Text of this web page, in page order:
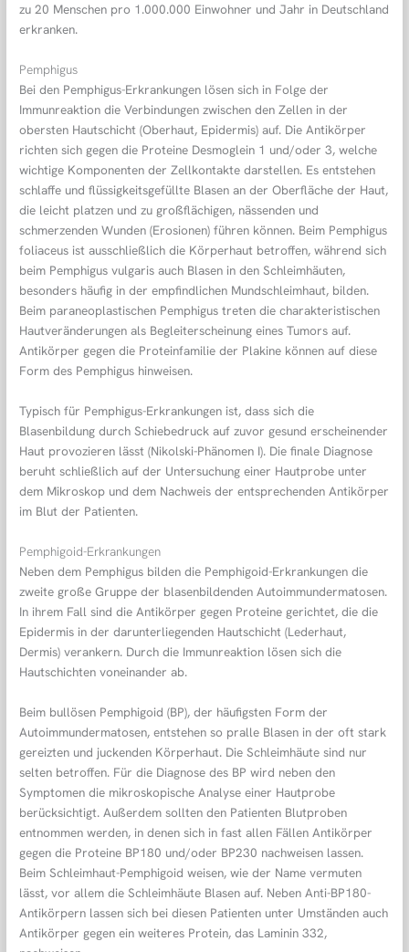
zu 20 Menschen pro 1.000.000 Einwohner und Jahr in Deutschland
erkranken.
Pemphigus
Bei den Pemphigus-Erkrankungen lösen sich in Folge der
Immunreaktion die Verbindungen zwischen den Zellen in der
obersten Hautschicht (Oberhaut, Epidermis) auf. Die Antikörper
richten sich gegen die Proteine Desmoglein 1 und/oder 3, welche
wichtige Komponenten der Zellkontakte darstellen. Es entstehen
schlaffe und flüssigkeitsgefüllte Blasen an der Oberfläche der Haut,
die leicht platzen und zu großflächigen, nässenden und
schmerzenden Wunden (Erosionen) führen können. Beim Pemphigus
foliaceus ist ausschließlich die Körperhaut betroffen, während sich
beim Pemphigus vulgaris auch Blasen in den Schleimhäuten,
besonders häufig in der empfindlichen Mundschleimhaut, bilden.
Beim paraneoplastischen Pemphigus treten die charakteristischen
Hautveränderungen als Begleiterscheinung eines Tumors auf.
Antikörper gegen die Proteinfamilie der Plakine können auf diese
Form des Pemphigus hinweisen.
Typisch für Pemphigus-Erkrankungen ist, dass sich die
Blasenbildung durch Schiebedruck auf zuvor gesund erscheinender
Haut provozieren lässt (Nikolski-Phänomen I). Die finale Diagnose
beruht schließlich auf der Untersuchung einer Hautprobe unter
dem Mikroskop und dem Nachweis der entsprechenden Antikörper
im Blut der Patienten.
Pemphigoid-Erkrankungen
Neben dem Pemphigus bilden die Pemphigoid-Erkrankungen die
zweite große Gruppe der blasenbildenden Autoimmundermatosen.
In ihrem Fall sind die Antikörper gegen Proteine gerichtet, die die
Epidermis in der darunterliegenden Hautschicht (Lederhaut,
Dermis) verankern. Durch die Immunreaktion lösen sich die
Hautschichten voneinander ab.
Beim bullösen Pemphigoid (BP), der häufigsten Form der
Autoimmundermatosen, entstehen so pralle Blasen in der oft stark
gereizten und juckenden Körperhaut. Die Schleimhäute sind nur
selten betroffen. Für die Diagnose des BP wird neben den
Symptomen die mikroskopische Analyse einer Hautprobe
berücksichtigt. Außerdem sollten den Patienten Blutproben
entnommen werden, in denen sich in fast allen Fällen Antikörper
gegen die Proteine BP180 und/oder BP230 nachweisen lassen.
Beim Schleimhaut-Pemphigoid weisen, wie der Name vermuten
lässt, vor allem die Schleimhäute Blasen auf. Neben Anti-BP180-
Antikörpern lassen sich bei diesen Patienten unter Umständen auch
Antikörper gegen ein weiteres Protein, das Laminin 332,